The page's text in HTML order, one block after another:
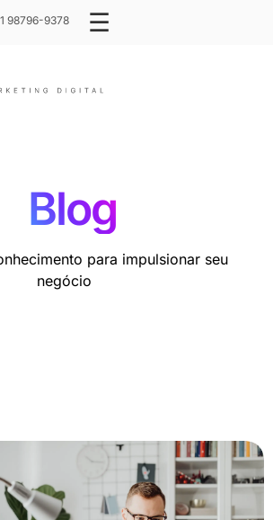
98796-9378 ☰
Blog
para impulsionar seu
negócio